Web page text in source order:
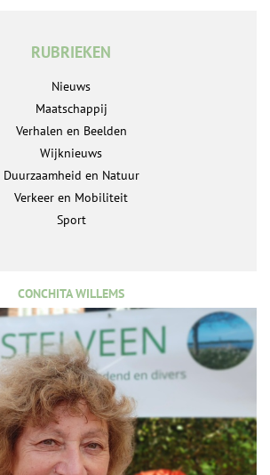
RUBRIEKEN
Nieuws
Maatschappij
Verhalen en Beelden
Wijknieuws
Duurzaamheid en Natuur
Verkeer en Mobiliteit
Sport
CONCHITA WILLEMS